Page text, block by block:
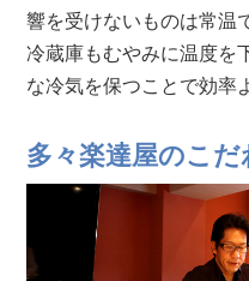
響を受けないものは常温
冷蔵庫もむやみに温度を
な冷気を保つことで効率
多々楽達屋のこだ